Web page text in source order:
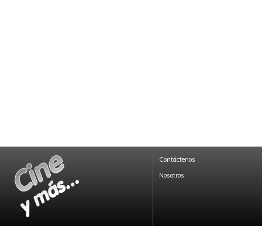
Contáctenos
Nosotros